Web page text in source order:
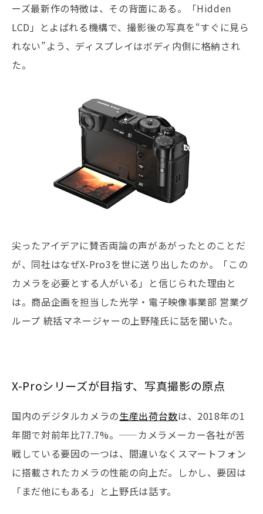
ーズ最新作の特徴は、その背面にある。「Hidden
LCD」とよばれる機構で、撮影後の写真を“すぐに見ら
れない”よう、ディスプレイはボディ内側に格納され
た。
尖ったアイデアに賛否両論の声があがったとのことだ
が、同社はなぜX-Pro3を世に送り出したのか。「この
カメラを必要とする人がいる」と信じられた理由と
は。商品企画を担当した光学・電子映像事業部 営業グ
ループ 統括マネージャーの上野隆氏に話を聞いた。
X-Proシリーズが目指す、写真撮影の原点
国内のデジタルカメラの生産出荷台数は、2018年の1
年間で対前年比77.7%。——カメラメーカー各社が苦
戦している要因の一つは、間違いなくスマートフォン
に搭載されたカメラの性能の向上だ。しかし、要因は
「まだ他にもある」と上野氏は話す。